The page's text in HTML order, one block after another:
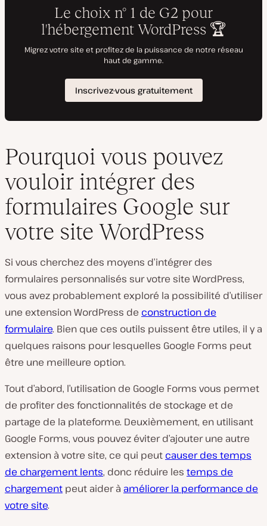
Pourquoi vous pouvez
vouloir intégrer des
formulaires Google sur
votre site WordPress
Si vous cherchez des moyens d’intégrer des
formulaires personnalisés sur votre site WordPress,
vous avez probablement exploré la possibilité d’utiliser
une extension WordPress de construction de
formulaire. Bien que ces outils puissent être utiles, il y a
quelques raisons pour lesquelles Google Forms peut
être une meilleure option.
Tout d’abord, l’utilisation de Google Forms vous permet
de profiter des fonctionnalités de stockage et de
partage de la plateforme. Deuxièmement, en utilisant
Google Forms, vous pouvez éviter d’ajouter une autre
extension à votre site, ce qui peut causer des temps
de chargement lents, donc réduire les temps de
chargement peut aider à améliorer la performance de
votre site.